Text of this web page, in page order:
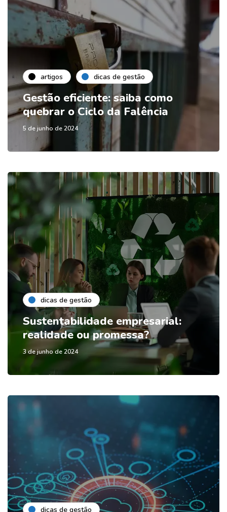
artigos dicas de gestão
Gestão eficiente: saiba como
quebrar o Ciclo da Falência
5 de junho de 2024
dicas de gestão
Sustentabilidade empresarial:
realidade ou promessa?
3 de junho de 2024
dicas de gestão